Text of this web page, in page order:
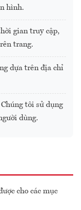
hình.
gian truy cập,
trang.
dựa trên địa chỉ
Chúng tôi sử dụng
dùng.
cho các mục